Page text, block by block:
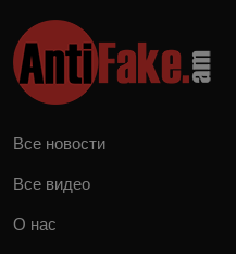
Все новости
Все видео
О нас